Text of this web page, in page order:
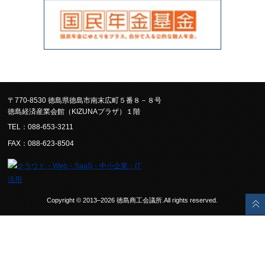
〒770-8530 徳島県徳島市南末広町５番８－８号
徳島経済産業会館（KIZUNAプラザ）１階
TEL：088-653-3211
FAX：088-623-8504
Copyright © 2013–2026 徳島商工会議所.All rights reserved.